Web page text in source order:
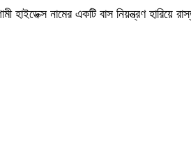
নামের একটি বাস নিয়ন্ত্রণ হারিয়ে